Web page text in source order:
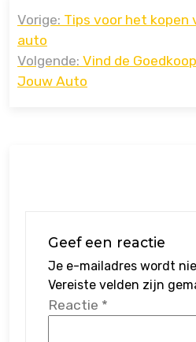
navigatie
Vorige: Tips voor het kopen
auto
Volgende: Vind de
Jouw Auto
Geef een reactie
Je e-mailadres wordt
Vereiste velden zijn
Reactie *